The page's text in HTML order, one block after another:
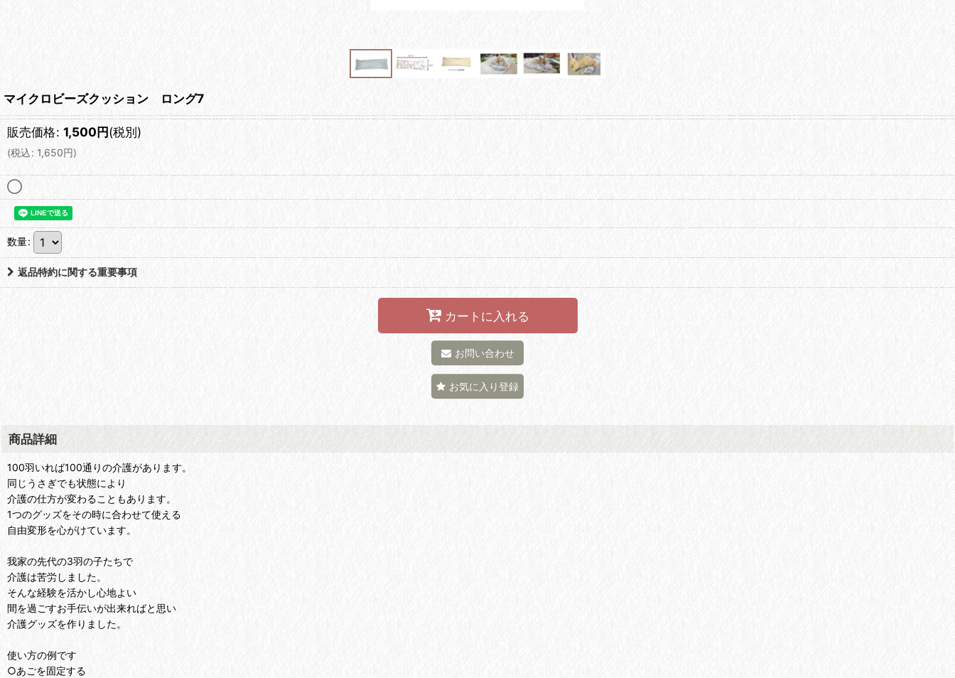
マイクロビーズクッション ロング7
販売価格: 1,500円(税別)
(税込: 1,650円)
◯
数量:
返品特約に関する重要事項
カートに入れる
お問い合わせ
お気に入り登録
商品詳細
100羽いれば100通りの介護があります。
同じうさぎでも状態により
介護の仕方が変わることもあります。
1つのグッズをその時に合わせて使える
自由変形を心がけています。
我家の先代の3羽の子たちで
介護は苦労しました。
そんな経験を活かし心地よい
間を過ごすお手伝いが出来ればと思い
介護グッズを作りました。
使い方の例です
○あごを固定する